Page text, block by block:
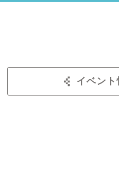
イベント